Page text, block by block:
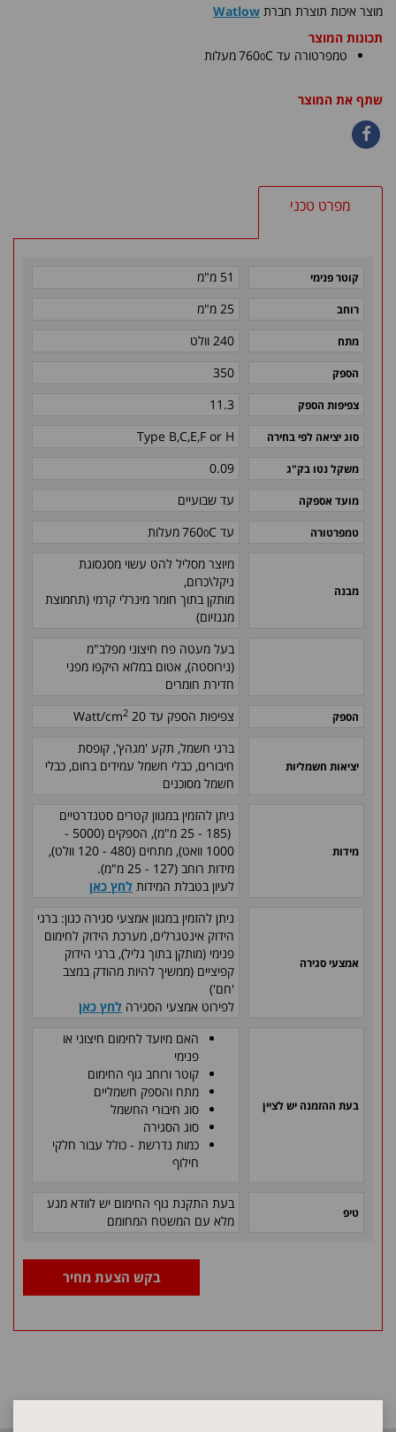
​מוצר איכות תוצרת חברת Watlow
תכונות המוצר
טמפרטורה עד C
7600 מעלות
שתף את המוצר
מפרט טכני
קוטר פנימי 51 מ"מ
רוחב 25 מ"מ
מתח 240 וולט
הספק 350
צפיפות הספק 11.3
סוג יציאה לפי בחירה Type B,C,E,F or H
משקל נטו בק"ג 0.09
מועד אספקה עד שבועיים
טמפרטורה עד C 7600 מעלות
מבנה
מיוצר מסליל להט עשוי מסגסוגת
ניקל\כרום,
מותקן בתוך חומר מינרלי קרמי (תחמוצת
מגנזיום)
בעל מעטה פח חיצוני מפלב"מ
(נירוסטה), אטום במלוא היקפו מפני
חדירת חומרים
הספק צפיפות הספק עד 20 Watt/cm 2
יציאות חשמליות
ברגי חשמל, תקע 'מגהץ', קופסת
חיבורים, כבלי חשמל עמידים בחום, כבלי
חשמל מסוכנים
מידות
ניתן להזמין במגוון קטרים סטנדרטיים
(185 - 25 מ"מ), הספקים (5000 -
1000 וואט), מתחים (480 - 120 וולט),
מידות רוחב (127 - 25 מ"מ).
לעיון בטבלת המידות לחץ כאן
אמצעי סגירה
ניתן להזמין במגוון אמצעי סגירה כגון: ברגי
הידוק אינטגרלים, מערכת הידוק לחימום
פנימי (מותקן בתוך גליל), ברגי הידוק
קפיציים (ממשיך להיות מהודק במצב
'חם')
לפירוט אמצעי הסגירה לחץ כאן
בעת ההזמנה יש לציין
האם מיועד לחימום חיצוני או
פנימי
קוטר ורוחב גוף החימום
מתח והספק חשמליים
סוג חיבורי החשמל
סוג הסגירה
כמות נדרשת - כולל עבור חלקי
חילוף
טיפ
בעת התקנת גוף החימום יש לוודא מגע
מלא עם המשטח המחומם
בקש הצעת מחיר